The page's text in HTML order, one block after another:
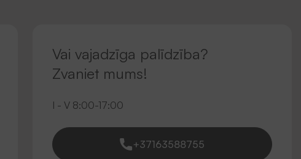
Vai vajadzīga palīdzība?
Zvaniet mums!
I - V 8:00-17:00
+37163588755